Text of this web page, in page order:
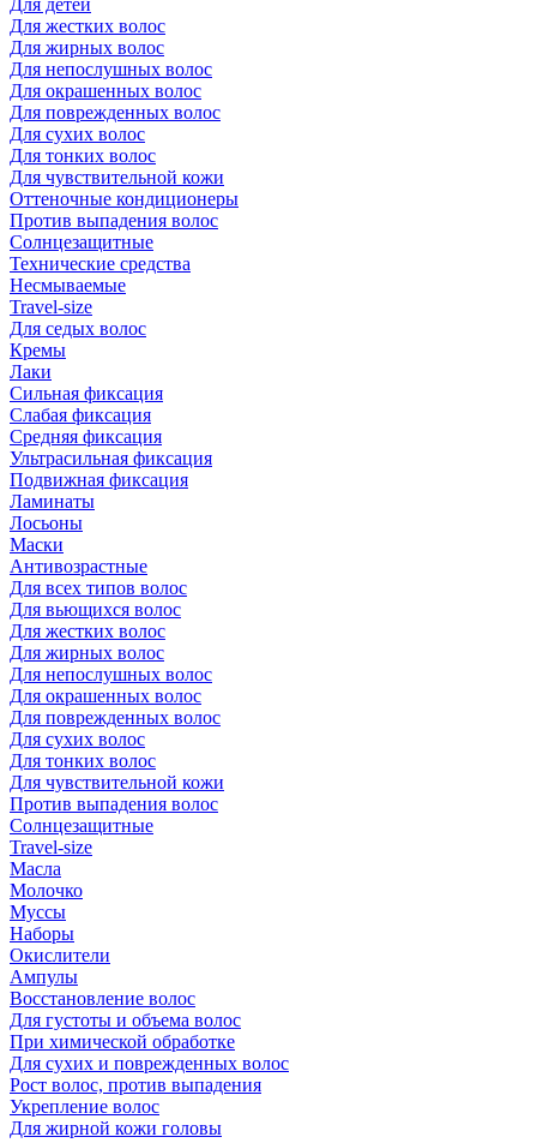
Для детей
Для жестких волос
Для жирных волос
Для непослушных волос
Для окрашенных волос
Для поврежденных волос
Для сухих волос
Для тонких волос
Для чувствительной кожи
Оттеночные кондиционеры
Против выпадения волос
Солнцезащитные
Технические средства
Несмываемые
Travel-size
Для седых волос
Кремы
Лаки
Сильная фиксация
Слабая фиксация
Средняя фиксация
Ультрасильная фиксация
Подвижная фиксация
Ламинаты
Лосьоны
Маски
Антивозрастные
Для всех типов волос
Для вьющихся волос
Для жестких волос
Для жирных волос
Для непослушных волос
Для окрашенных волос
Для поврежденных волос
Для сухих волос
Для тонких волос
Для чувствительной кожи
Против выпадения волос
Солнцезащитные
Travel-size
Масла
Молочко
Муссы
Наборы
Окислители
Ампулы
Восстановление волос
Для густоты и объема волос
При химической обработке
Для сухих и поврежденных волос
Рост волос, против выпадения
Укрепление волос
Для жирной кожи головы